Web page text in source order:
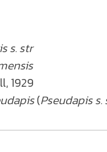
s. str
1929
(Pseudapis s.